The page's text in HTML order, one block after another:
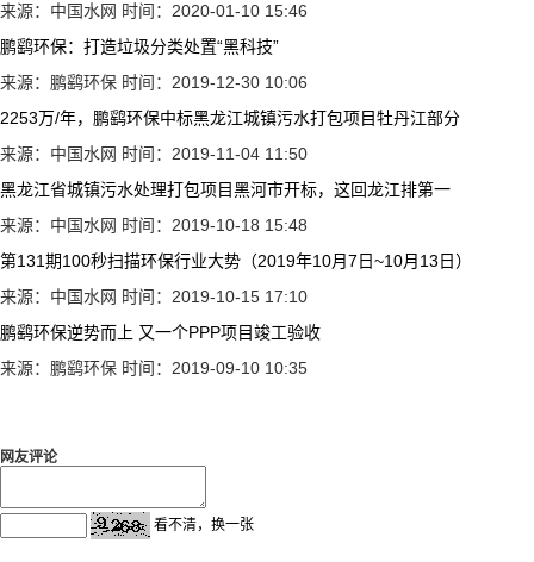
来源：中国水网 时间：2020-01-10 15:46
鹏鹞环保：打造垃圾分类处置“黑科技”
来源：鹏鹞环保 时间：2019-12-30 10:06
2253万/年，鹏鹞环保中标黑龙江城镇污水打包项目牡丹江部分
来源：中国水网 时间：2019-11-04 11:50
黑龙江省城镇污水处理打包项目黑河市开标，这回龙江排第一
来源：中国水网 时间：2019-10-18 15:48
第131期100秒扫描环保行业大势（2019年10月7日~10月13日）
来源：中国水网 时间：2019-10-15 17:10
鹏鹞环保逆势而上 又一个PPP项目竣工验收
来源：鹏鹞环保 时间：2019-09-10 10:35
网友评论
看不清，换一张